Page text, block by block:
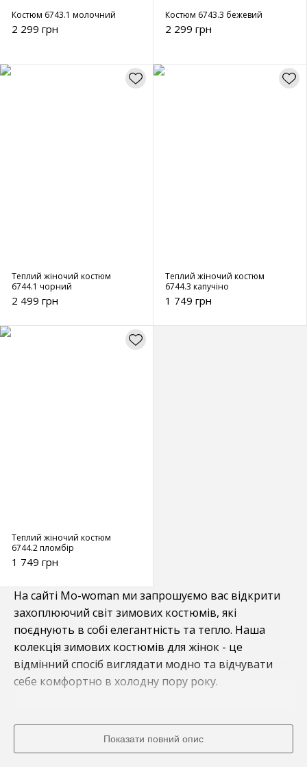
Костюм 6743.1 молочний
2 299 грн
Костюм 6743.3 бежевий
2 299 грн
Теплий жіночий костюм
6744.1 чорний
2 499 грн
Теплий жіночий костюм
6744.3 капучіно
1 749 грн
Теплий жіночий костюм
6744.2 пломбір
1 749 грн
На сайті Mo-woman ми запрошуємо вас відкрити
захоплюючий світ зимових костюмів, які
поєднують в собі елегантність та тепло. Наша
колекція зимових костюмів для жінок - це
відмінний спосіб виглядати модно та відчувати
себе комфортно в холодну пору року.
ФункціональностіПоказати повний опис